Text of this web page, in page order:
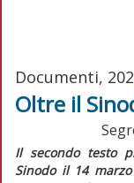
Documenti,
Oltre il
Il secondo testo
Sinodo il 14